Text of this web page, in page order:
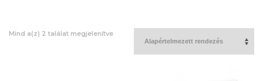
Mind a(z) 2 találat megjelenítve